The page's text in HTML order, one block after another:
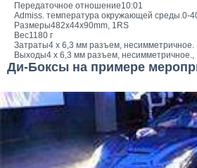
Передаточное отношение10:01
Admiss. температура окружающей среды.0-
Размеры482x44x90mm, 1RS
Вес1180 г
Затраты4 х 6,3 мм разъем, несимметричное.
Выходы4 х 6,3 мм разъем, несимметричное.,
Ди-Боксы на примере